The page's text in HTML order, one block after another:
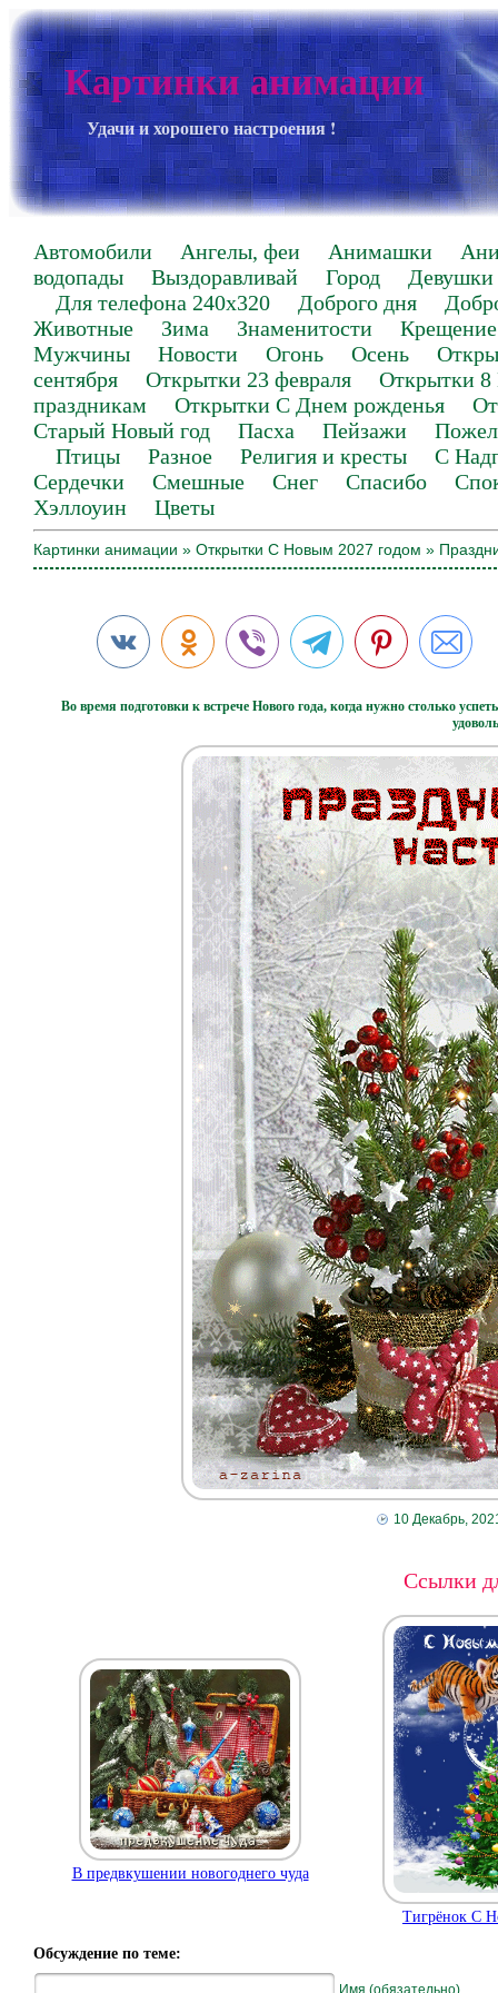
Картинки анимации
Удачи и хорошего настроения !
Автомобили Ангелы, феи Анимашки
водопады
Выздоравливай Город
Девушки
Для телефона 240х320
Доброго дня
Животные
Зима Знаменитости
Крещение
Мужчины
Новости Огонь Осень
сентября
Открытки 23 февраля
Открытки 8
праздникам
Открытки С Днем рожденья
Старый Новый год
Пасха Пейзажи
Птицы
Разное Религия и кресты
С
Сердечки
Смешные Снег Спасибо
Хэллоуин
Цветы
Картинки анимации » Открытки С Новым 2027 годом »
Во время подготовки к встрече Нового года, когда нужно столько
10 Декабрь,
Ссылки
В предвкушении новогоднего чуда
Тигрёнок С
Обсуждение по теме:
Имя (обязательно)